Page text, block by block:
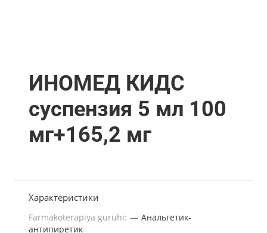
ИНОМЕД КИДС
суспензия 5 мл 100
мг+165,2 мг
Характеристики
Farmakoterapiya guruhi: — Анальгетик-
антипиретик